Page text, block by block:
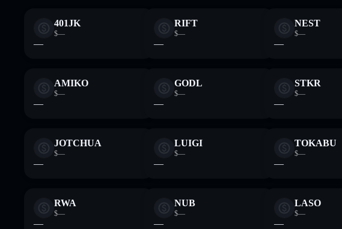
401JK
$—
—
RIFT
$—
—
NEST
$—
—
AMIKO
$—
—
GODL
$—
—
STKR
$—
—
JOTCHUA
$—
—
LUIGI
$—
—
TOKABU
$—
—
RWA
$—
—
NUB
$—
—
LASO
$—
—